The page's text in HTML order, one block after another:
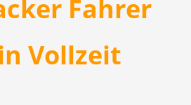
Fahrer
Vollzeit